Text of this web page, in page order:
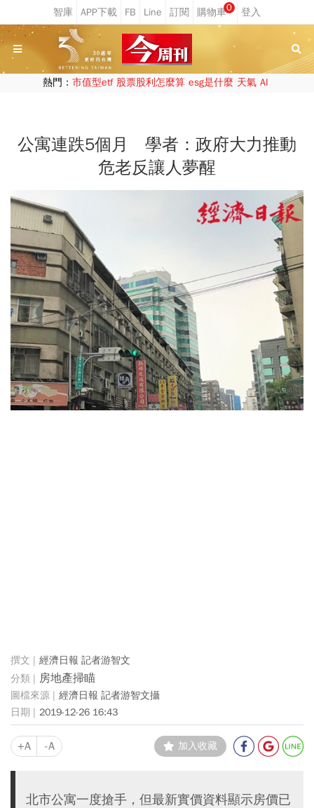
0
熱門： 市值型etf 股票股利怎麼算 esg是什麼 天氣 AI
公寓連跌5個月 學者：政府大力推動
危老反讓人夢醒
經濟日報 記者游智文
房地產掃瞄
經濟日報 記者游智文攝
2019-12-26 16:43
+A -A 加入收藏
北市公寓一度搶手，但最新實價資料顯示房價已